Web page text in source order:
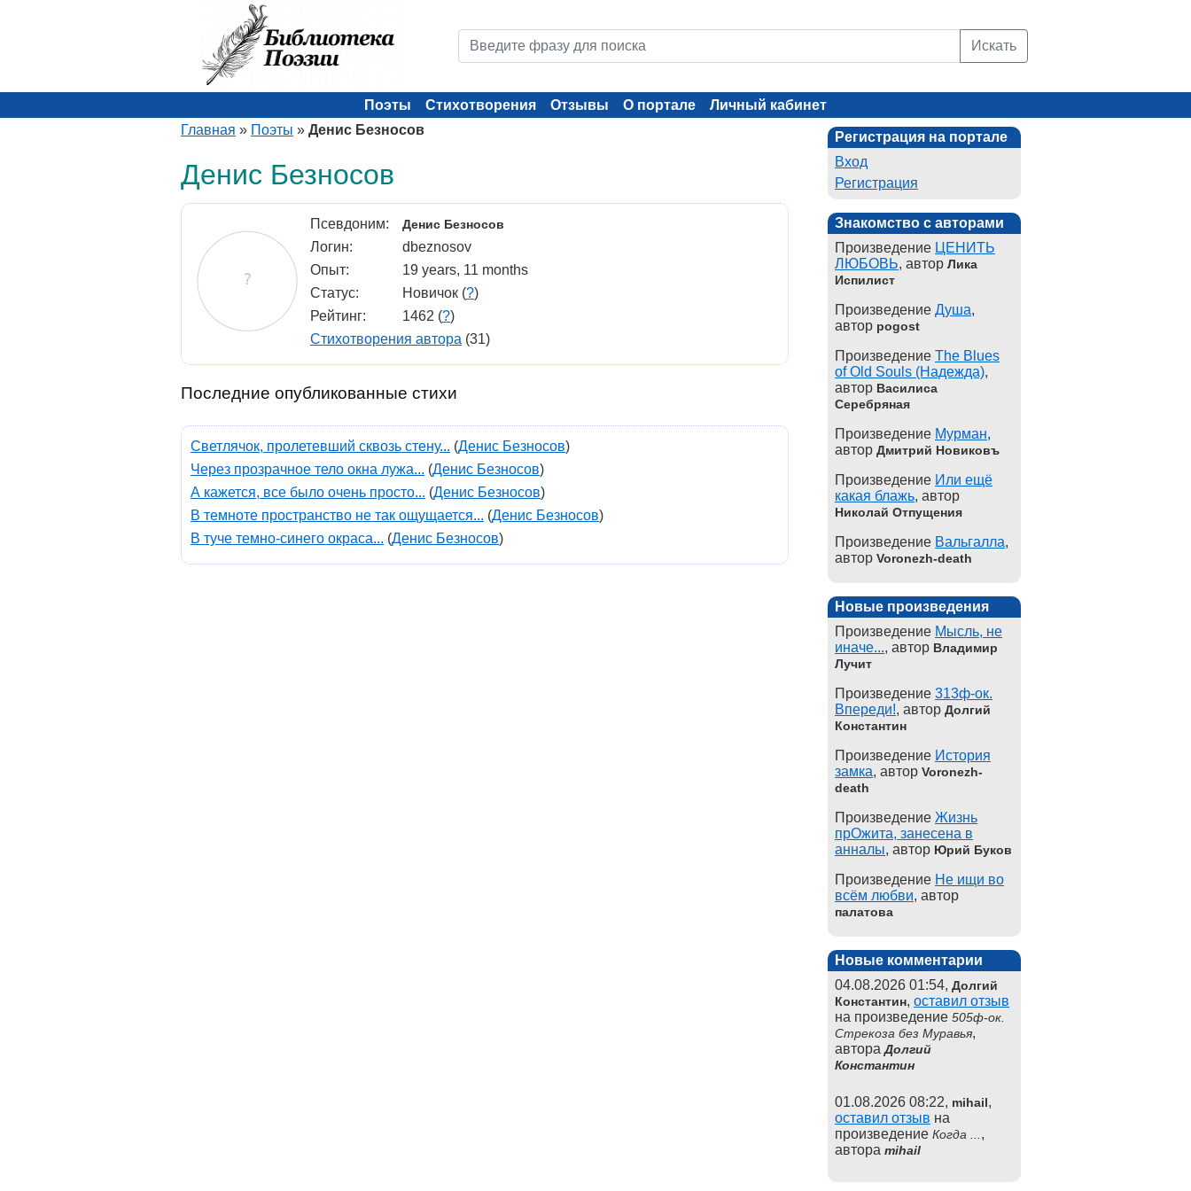
Искать
Поэты Стихотворения Отзывы О портале
Личный кабинет
Главная » Поэты » Денис Безносов
Денис Безносов
Псевдоним: Денис Безносов
Логин:
dbeznosov
Опыт:
19 years, 11 months
Статус:
Новичок (?)
Рейтинг:
1462 (?)
Стихотворения автора (31)
Последние опубликованные стихи
Светлячок, пролетевший сквозь стену... (Денис Безносов)
Через прозрачное тело окна лужа... (Денис Безносов)
А кажется, все было очень просто... (Денис Безносов)
В темноте пространство не так ощущается... (Денис Безносов)
В туче темно-синего окраса... (Денис Безносов)
Регистрация на портале
Вход
Регистрация
Знакомство с авторами
Произведение ЦЕНИТЬ
ЛЮБОВЬ, автор Лика
Испилист
Произведение Душа,
автор pogost
Произведение The Blues
of Old Souls (Надежда),
автор Василиса
Серебряная
Произведение Мурман,
автор Дмитрий Новиковъ
Произведение Или ещё
какая блажь, автор
Николай Отпущения
Произведение Вальгалла,
автор Voronezh-death
Новые произведения
Произведение Мысль, не
иначе..., автор Владимир
Лучит
Произведение 313ф-ок.
Впереди!, автор Долгий
Константин
Произведение История
замка, автор Voronezh-
death
Произведение Жизнь
прОжита, занесена в
анналы, автор Юрий Буков
Произведение Не ищи во
всём любви, автор
палатова
Новые комментарии
04.08.2026 01:54, Долгий
Константин, оставил отзыв
на произведение 505ф-ок.
Стрекоза без Муравья,
автораДолгий
Константин
01.08.2026 08:22, mihail,
оставил отзыв на
произведение Когда ... ,
автора mihail